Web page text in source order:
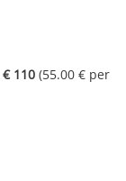
€ 110 (55.00 € per